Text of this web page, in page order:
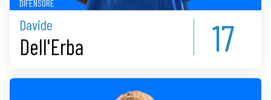
DIFENSORE
Davide
Dell'Erba 17